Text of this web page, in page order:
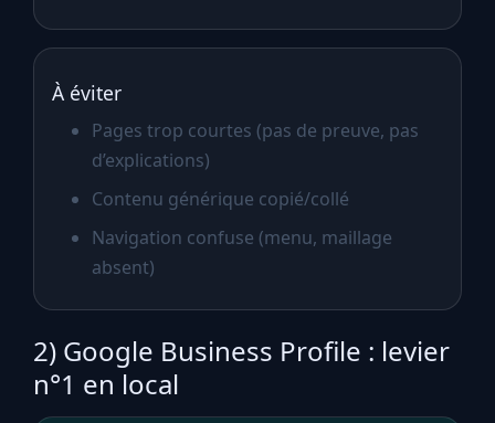
À éviter
Pages trop courtes (pas de preuve, pas
d’explications)
Contenu générique copié/collé
Navigation confuse (menu, maillage
absent)
2) Google Business Profile : levier
n°1 en local